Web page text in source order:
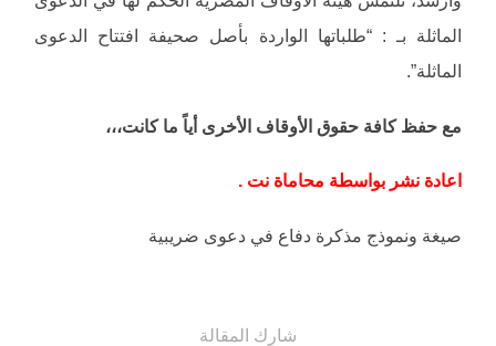
الماثلة بـ : “طلباتها الواردة بأصل صحيفة افتتاح الدعوى
الماثلة”.
مع حفظ كافة حقوق الأوقاف الأخرى أياً ما كانت،،،
اعادة نشر بواسطة محاماة نت .
صيغة ونموذج مذكرة دفاع في دعوى ضريبية
شارك المقالة